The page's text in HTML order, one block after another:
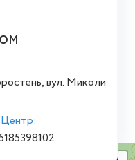
вул. Миколи
Центр: